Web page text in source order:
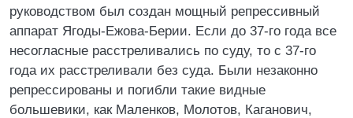
руководством был создан мощный репрессивный
аппарат Ягоды-Ежова-Берии. Если до 37-го года все
несогласные расстреливались по суду, то с 37-го
года их расстреливали без суда. Были незаконно
репрессированы и погибли такие видные
большевики, как Маленков, Молотов, Каганович,